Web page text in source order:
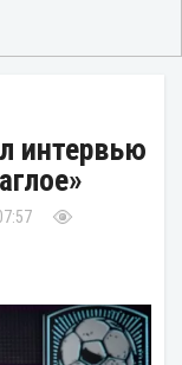
интервью